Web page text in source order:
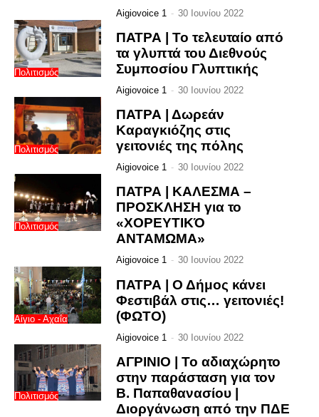
Aigiovoice 1 - 30 Ιουνίου 2022
Πολιτισμός
ΠΑΤΡΑ | Το τελευταίο από
τα γλυπτά του Διεθνούς
Συμποσίου Γλυπτικής
Aigiovoice 1 - 30 Ιουνίου 2022
Πολιτισμός
ΠΑΤΡΑ | Δωρεάν
Καραγκιόζης στις
γειτονιές της πόλης
Aigiovoice 1 - 30 Ιουνίου 2022
Πολιτισμός
ΠΑΤΡΑ | ΚΑΛΕΣΜΑ –
ΠΡΟΣΚΛΗΣΗ για το
«ΧΟΡΕΥΤΙΚΌ
ΑΝΤΑΜΩΜΑ»
Aigiovoice 1 - 30 Ιουνίου 2022
Αίγιο - Αχαΐα
ΠΑΤΡΑ | Ο Δήμος κάνει
Φεστιβάλ στις… γειτονιές!
(ΦΩΤΟ)
Aigiovoice 1 - 30 Ιουνίου 2022
Πολιτισμός
ΑΓΡΙΝΙΟ | Το αδιαχώρητο
στην παράσταση για τον
Β. Παπαθανασίου |
Διοργάνωση από την ΠΔΕ